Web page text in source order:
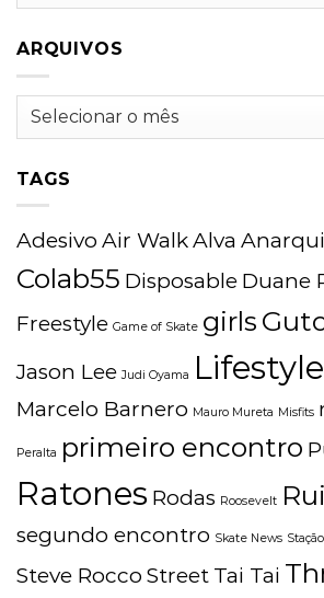
ARQUIVOS
Arquivos
TAGS
Adesivo Air WalkAlva
Colab55 Disposable Duane
Freestyle Game of Skate girls
Jason Lee Judi Oyama Lifestyle
Marcelo Barnero Mauro Mureta Misfits
Peralta primeiro encontro
Ratones Rodas Roosevelt
segundo encontro Skate News
Steve Rocco Street Tai Tai